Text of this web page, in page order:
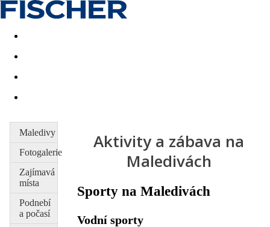
Akční nabídky Last minute
Maledivy
Fotogalerie
Zajímavá
místa
Podnebí
a počasí
Aktivity a zábava na
Maledivách
Sporty na Maledivách
Vodní sporty